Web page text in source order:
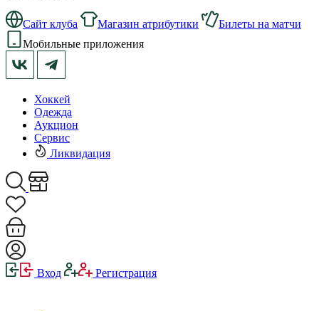
Сайт клуба Магазин атрибутики
Билеты на матчи
Мобильные приложения
Хоккей
Одежда
Аукцион
Сервис
Ликвидация
Вход Регистрация